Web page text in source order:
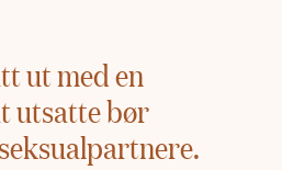
ut med en
utsatte bør